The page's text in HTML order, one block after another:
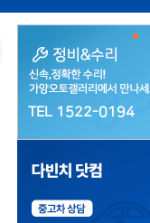
TEL 1522-0194